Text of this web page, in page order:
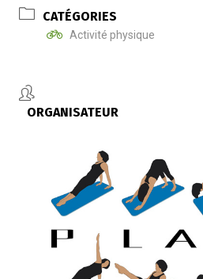
CATÉGORIES
Activité physique
ORGANISATEUR